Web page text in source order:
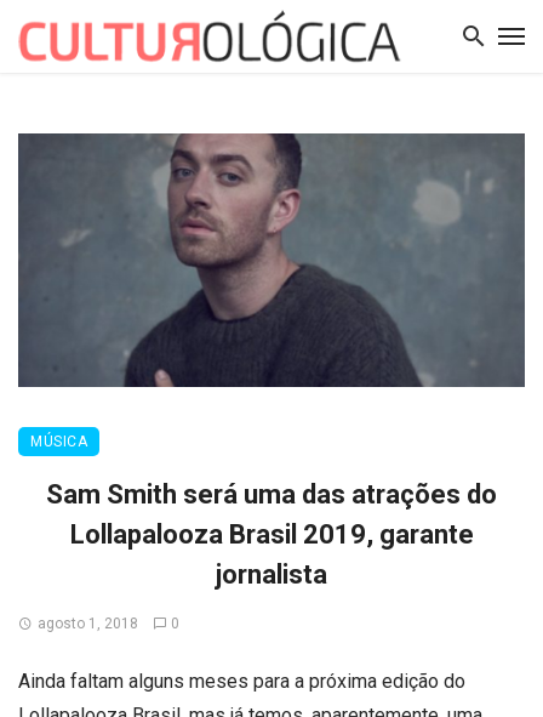
MÚSICA
Sam Smith será uma das atrações do
Lollapalooza Brasil 2019, garante
jornalista
agosto 1, 2018 0
Ainda faltam alguns meses para a próxima edição do